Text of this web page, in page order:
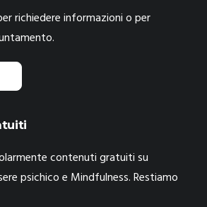
richiedere informazioni o per
contenuti gratuiti su
psichico e Mindfulness. Restiamo